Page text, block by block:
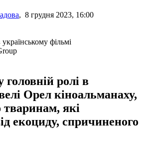
, 8 грудня 2023, 16:00
головній ролі в
Орел кіноальманаху,
тваринам, які
екоциду, спричиненого